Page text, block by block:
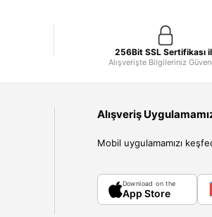
256Bit SSL Sertifikası
Alışverişte Bilgileriniz
Alışveriş
Mobil uygulamamızı
Download on the
App Store